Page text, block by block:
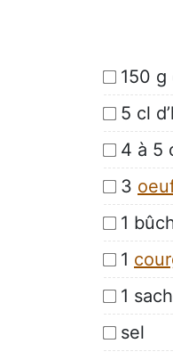
150 g
5 cl
4 à 5
3
1
1
1
sel